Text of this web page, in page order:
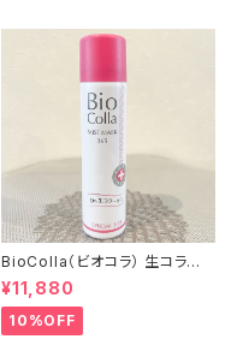
BioColla（ビオコラ） 生コラー
ゲンミストマスク365 50ml
¥11,880
10%OFF